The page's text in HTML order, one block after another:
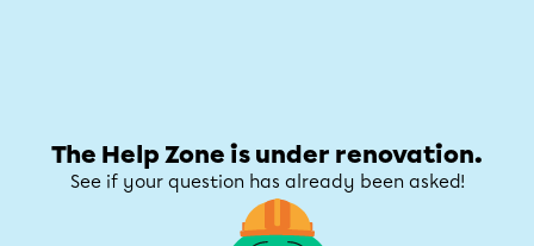
The Help Zone is under renovation.
See if your question has already been asked!